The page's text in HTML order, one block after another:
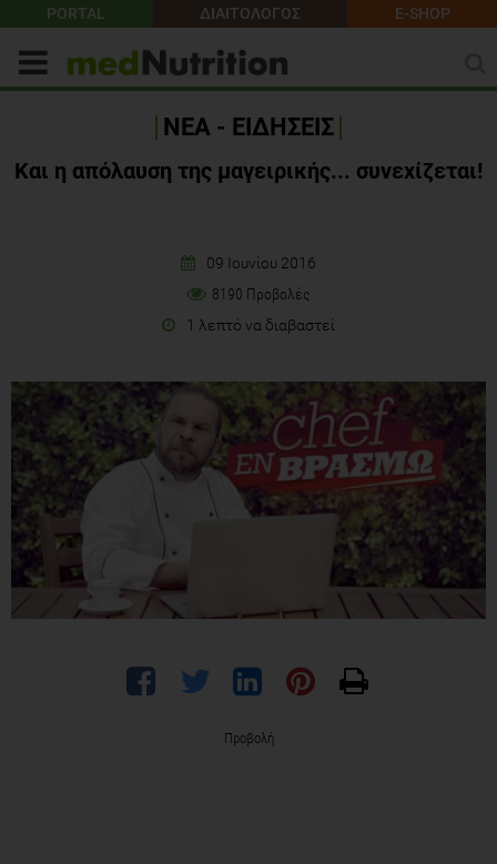
PORTAL ΔΙΑΙΤΟΛΟΓΟΣ E-SHOP
ΝΕΑ - ΕΙΔΗΣΕΙΣ
Και η απόλαυση της μαγειρικής... συνεχίζεται!
09 Ιουνίου 2016
8190 Προβολές
1 λεπτό να διαβαστεί
Προβολή